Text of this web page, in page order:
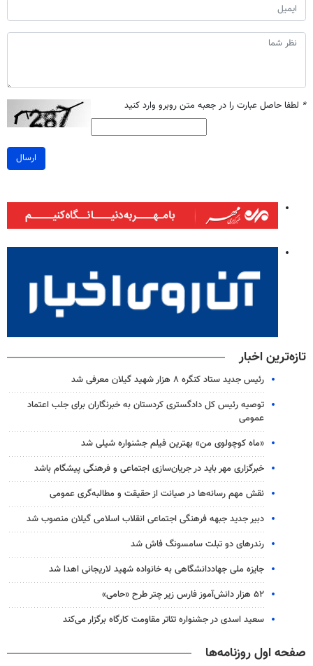
* لطفا حاصل عبارت را در جعبه متن روبرو وارد کنید
ارسال
تازه‌ترین اخبار
رئیس جدید ستاد کنگره ۸ هزار شهید گیلان معرفی شد
توصیه رئیس کل دادگستری کردستان به خبرنگاران برای جلب اعتماد
عمومی
«ماه کوچولوی من» بهترین فیلم جشنواره شیلی شد
خبرگزاری مهر باید در جریان‌سازی اجتماعی و فرهنگی پیشگام باشد
نقش مهم رسانه‌ها در صیانت از حقیقت و مطالبه‌گری عمومی
دبیر جدید جبهه فرهنگی اجتماعی انقلاب اسلامی گیلان منصوب شد
رندرهای دو تبلت سامسونگ فاش شد
جایزه ملی جهاددانشگاهی به خانواده شهید لاریجانی اهدا شد
۵۲ هزار دانش‌آموز فارس زیر چتر طرح «حامی»
سعید اسدی در جشنواره تئاتر مقاومت کارگاه برگزار می‌کند
صفحه اول روزنامه‌ها